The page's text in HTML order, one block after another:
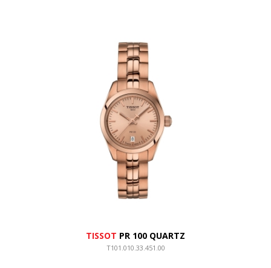
TISSOT PR 100 QUARTZ
T101.010.33.451.00